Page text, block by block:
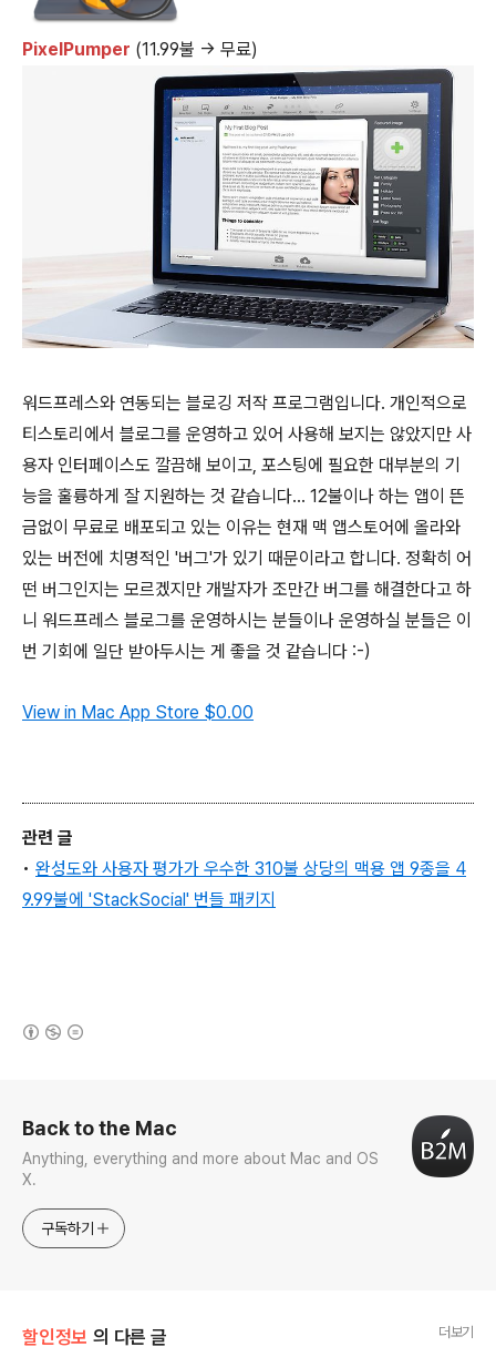
PixelPumper (11.99불 → 무료)
워드프레스와 연동되는 블로깅 저작 프로그램입니다. 개인적으로
티스토리에서 블로그를 운영하고 있어 사용해 보지는 않았지만 사
용자 인터페이스도 깔끔해 보이고, 포스팅에 필요한 대부분의 기
능을 훌륭하게 잘 지원하는 것 같습니다... 12불이나 하는 앱이 뜬
금없이 무료로 배포되고 있는 이유는 현재 맥 앱스토어에 올라와
있는 버전에 치명적인 '버그'가 있기 때문이라고 합니다. 정확히 어
떤 버그인지는 모르겠지만 개발자가 조만간 버그를 해결한다고 하
니 워드프레스 블로그를 운영하시는 분들이나 운영하실 분들은 이
번 기회에 일단 받아두시는 게 좋을 것 같습니다 :-)
View in Mac App Store $0.00
관련 글
• 완성도와 사용자 평가가 우수한 310불 상당의 맥용 앱 9종을 4
9.99불에 'StackSocial' 번들 패키지
Back to the Mac
Anything, everything and more about Mac and OS
X.
구독하기
할인정보 의 다른 글 더보기